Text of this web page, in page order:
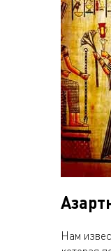
Нам